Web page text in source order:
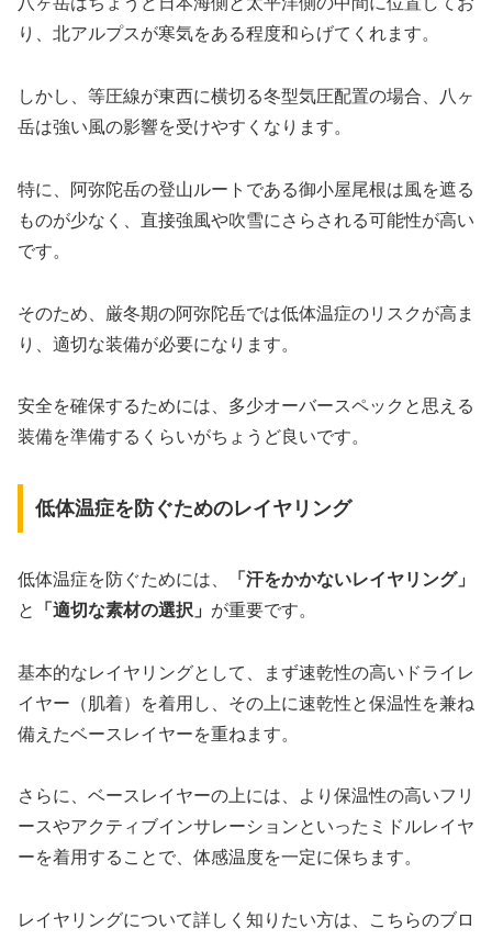
り、北アルプスが寒気をある程度和らげてくれます。
しかし、等圧線が東西に横切る冬型気圧配置の場合、八ヶ
岳は強い風の影響を受けやすくなります。
特に、阿弥陀岳の登山ルートである御小屋尾根は風を遮る
ものが少なく、直接強風や吹雪にさらされる可能性が高い
です。
そのため、厳冬期の阿弥陀岳では低体温症のリスクが高ま
り、適切な装備が必要になります。
安全を確保するためには、多少オーバースペックと思える
装備を準備するくらいがちょうど良いです。
低体温症を防ぐためのレイヤリング
低体温症を防ぐためには、
「汗をかかないレイヤリング」
と
「適切な素材の選択」 が重要です。
基本的なレイヤリングとして、まず速乾性の高いドライレ
イヤー（肌着）を着用し、その上に速乾性と保温性を兼ね
備えたベースレイヤーを重ねます。
さらに、ベースレイヤーの上には、より保温性の高いフリ
ースやアクティブインサレーションといったミドルレイヤ
ーを着用することで、体感温度を一定に保ちます。
レイヤリングについて詳しく知りたい方は、こちらのブロ